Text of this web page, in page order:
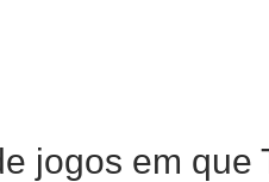
jogos em que